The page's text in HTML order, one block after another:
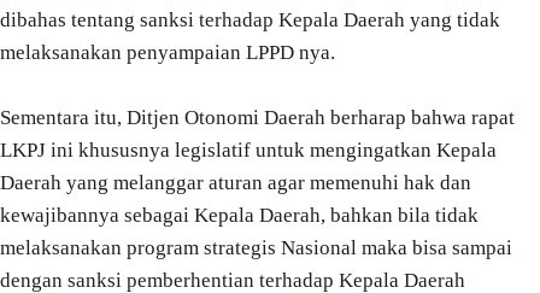
dibahas tentang sanksi terhadap Kepala Daerah yang tidak
melaksanakan penyampaian LPPD nya.
Sementara itu, Ditjen Otonomi Daerah berharap bahwa rapat
LKPJ ini khususnya legislatif untuk mengingatkan Kepala
Daerah yang melanggar aturan agar memenuhi hak dan
kewajibannya sebagai Kepala Daerah, bahkan bila tidak
melaksanakan program strategis Nasional maka bisa sampai
dengan sanksi pemberhentian terhadap Kepala Daerah